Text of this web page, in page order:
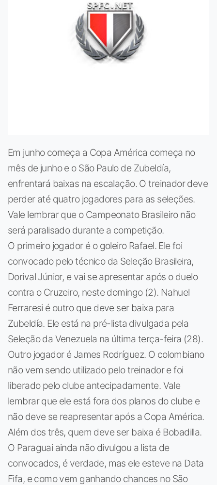
Em junho começa a Copa América começa no
mês de junho e o São Paulo de Zubeldía,
enfrentará baixas na escalação. O treinador deve
perder até quatro jogadores para as seleções.
Vale lembrar que o Campeonato Brasileiro não
será paralisado durante a competição.
O primeiro jogador é o goleiro Rafael. Ele foi
convocado pelo técnico da Seleção Brasileira,
Dorival Júnior, e vai se apresentar após o duelo
contra o Cruzeiro, neste domingo (2). Nahuel
Ferraresi é outro que deve ser baixa para
Zubeldía. Ele está na pré-lista divulgada pela
Seleção da Venezuela na última terça-feira (28).
Outro jogador é James Rodríguez. O colombiano
não vem sendo utilizado pelo treinador e foi
liberado pelo clube antecipadamente. Vale
lembrar que ele está fora dos planos do clube e
não deve se reapresentar após a Copa América.
Além dos três, quem deve ser baixa é Bobadilla.
O Paraguai ainda não divulgou a lista de
convocados, é verdade, mas ele esteve na Data
Fifa, e como vem ganhando chances no São